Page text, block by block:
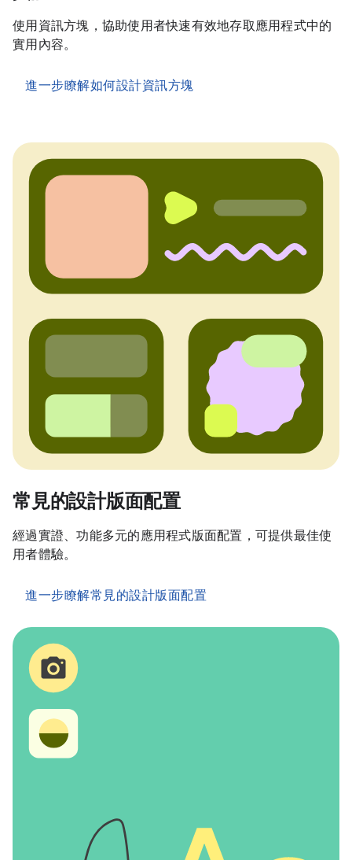
使用資訊方塊，協助使用者快速有效地存取應用程式中的
實用內容。
進一步瞭解如何設計資訊方塊
常見的設計版面配置
經過實證、功能多元的應用程式版面配置，可提供最佳使
用者體驗。
進一步瞭解常見的設計版面配置